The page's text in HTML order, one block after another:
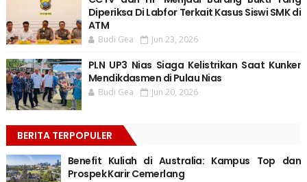
Diperiksa Di Labfor Terkait Kasus Siswi SMK di
ATM
Budi Gea Jun 23, 2026
PLN UP3 Nias Siaga Kelistrikan Saat Kunker
Mendikdasmen di Pulau Nias
Budi Gea Jun 20, 2026
BERITA TERPOPULER
Benefit Kuliah di Australia: Kampus Top dan
Prospek Karir Cemerlang